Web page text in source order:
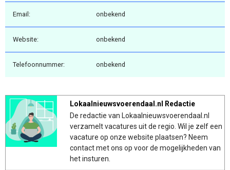
Email: onbekend
Website: onbekend
Telefoonnummer: onbekend
Lokaalnieuwsvoerendaal.nl Redactie
De redactie van Lokaalnieuwsvoerendaal.nl
verzamelt vacatures uit de regio. Wil je zelf een
vacature op onze website plaatsen? Neem
contact met ons op voor de mogelijkheden van
het insturen.